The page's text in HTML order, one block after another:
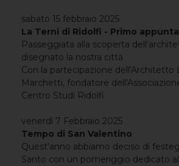
sabato 15 febbraio 2025
La Terni di Ridolfi - Primo
Passeggiata alla scoperta
disegnato la nostra città
Con la partecipazione dell'Architetto
Marchetti, fondatore
Centro Studi Ridolfi
venerdì 7 Febbraio 2025
Tempo di San Valentino
Quest'anno abbiamo deciso di
Santo con un pomeriggio dedicato